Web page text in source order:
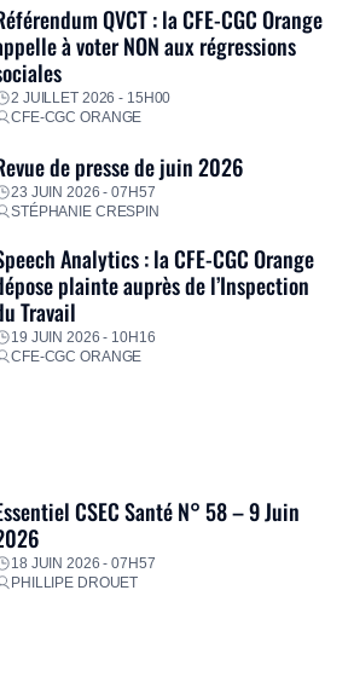
QVCT : la CFE-CGC Orange
à voter NON aux régressions
2 JUILLET 2026 - 15H00
CFE-CGC ORANGE
de presse de juin 2026
23 JUIN 2026 - 07H57
STÉPHANIE CRESPIN
Analytics : la CFE-CGC Orange
plainte auprès de l’Inspection
Travail
19 JUIN 2026 - 10H16
CFE-CGC ORANGE
CSEC Santé N° 58 – 9 Juin
18 JUIN 2026 - 07H57
PHILLIPE DROUET